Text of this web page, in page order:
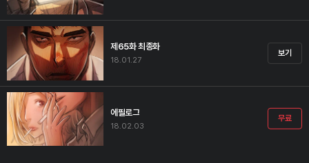
제65화 최종화
18.01.27
보기
에필로그
18.02.03
무료